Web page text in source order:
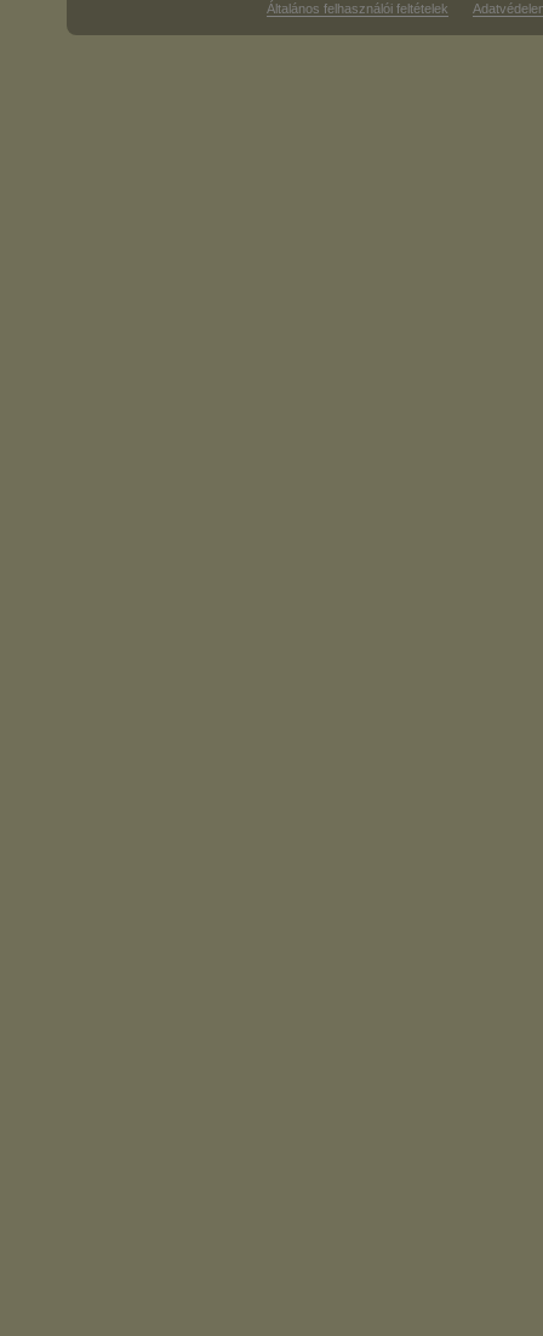
Általános felhasználói feltételek